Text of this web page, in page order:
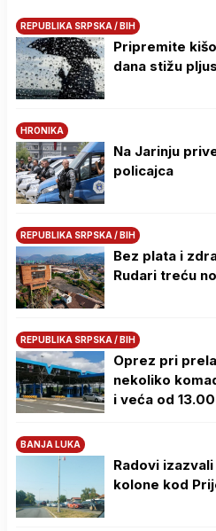
REPUBLIKA SRPSKA / BIH
Pripremite
dana stižu
HRONIKA
Na Јarinju
policajca
REPUBLIKA SRPSKA / BIH
Bez plata i
Rudari treću
REPUBLIKA SRPSKA / BIH
Oprez pri
nekoliko
i veća od
BANJA LUKA
Radovi
kolone kod